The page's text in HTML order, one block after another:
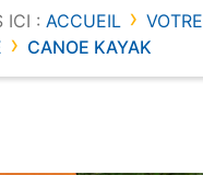
ICI : ACCUEIL ›VOTRE
› CANOE KAYAK